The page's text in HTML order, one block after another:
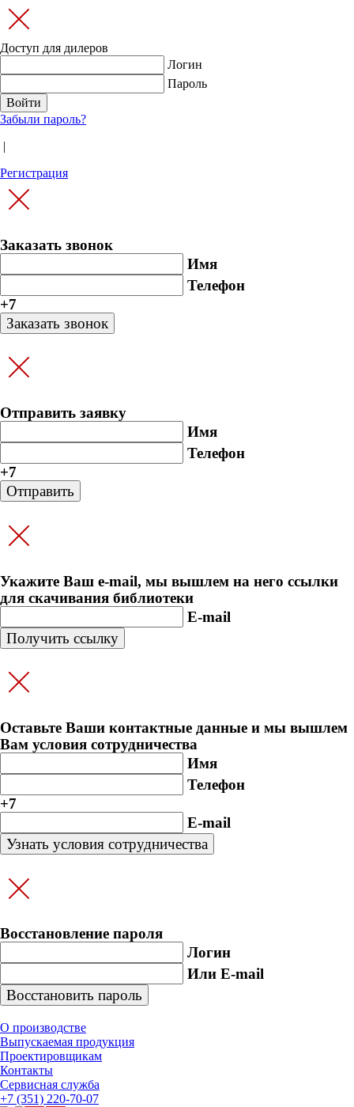
Доступ для дилеров
Логин
Пароль
Забыли пароль?
|
Регистрация
Заказать звонок
Имя
Телефон
+7
Отправить заявку
Имя
Телефон
+7
Укажите Ваш e-mail, мы вышлем на него ссылки
для скачивания библиотеки
E-mail
Оставьте Ваши контактные данные и мы вышлем
Вам условия сотрудничества
Имя
Телефон
+7
E-mail
Восстановление пароля
Логин
Или E-mail
О производстве
Выпускаемая продукция
Проектировщикам
Контакты
Cервисная служба
+7 (351) 220-70-07